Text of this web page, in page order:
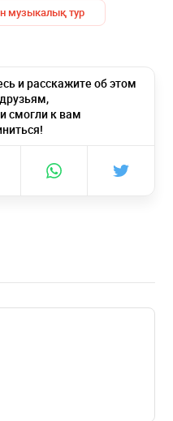
музыкалық тур
и расскажите об этом
смогли к вам